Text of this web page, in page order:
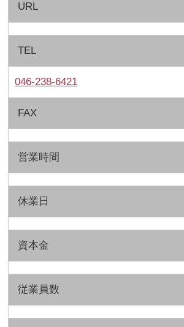
URL
TEL
046-238-6421
FAX
営業時間
休業日
資本金
従業員数